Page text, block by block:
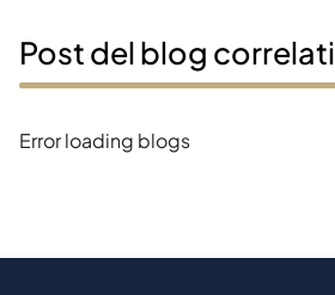
Post del blog correlati
Error loading blogs